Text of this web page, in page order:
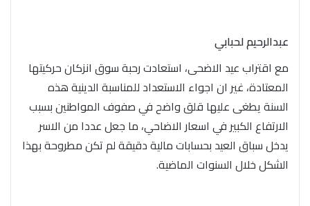
عبدالرحيم لحبابي
مع اقتراب عيد الاضحى، استعادت رحبة سوق انزكان حركيتها
المعتادة، غير ان اجواء الاستعداد للمناسبة الدينية هذه
السنة يطغى عليها قلق واضح في صفوف المواطنين بسبب
الارتفاع الكبير في اسعار الاضاحي، ما جعل عددا من الاسر
يدخل سباق العيد بحسابات مالية دقيقة لم تكن مطروحة بهذا
الشكل خلال السنوات الماضية.